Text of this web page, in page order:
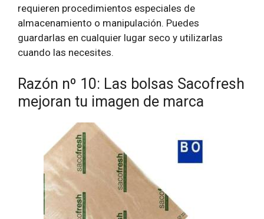
requieren procedimientos especiales de
almacenamiento o manipulación. Puedes
guardarlas en cualquier lugar seco y utilizarlas
cuando las necesites.
Razón nº 10: Las bolsas Sacofresh
mejoran tu imagen de marca